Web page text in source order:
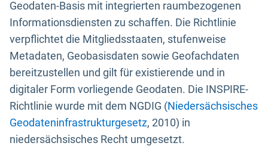
Geodaten-Basis mit integrierten raumbezogenen
Informationsdiensten zu schaffen. Die Richtlinie
verpflichtet die Mitgliedsstaaten, stufenweise
Metadaten, Geobasisdaten sowie Geofachdaten
bereitzustellen und gilt für existierende und in
digitaler Form vorliegende Geodaten. Die INSPIRE-
Richtlinie wurde mit dem NGDIG (Niedersächsisches
Geodateninfrastrukturgesetz, 2010) in
niedersächsisches Recht umgesetzt.